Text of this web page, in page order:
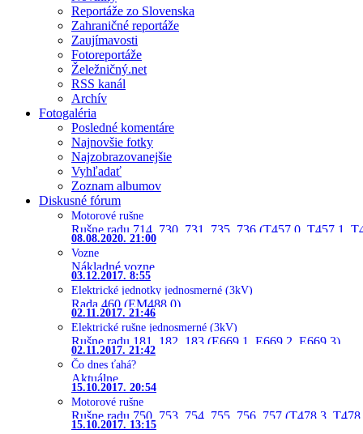
Reportáže zo Slovenska
Zahraničné reportáže
Zaujímavosti
Fotoreportáže
Želežničný.net
RSS kanál
Archív
Fotogaléria
Posledné komentáre
Najnovšie fotky
Najzobrazovanejšie
Vyhľadať
Zoznam albumov
Diskusné fórum
Motorové rušne
Rušne radu 714, 730, 731, 735, 736 (T457.0, T457.1,
08.08.2020. 21:00
Vozne
Nákladné vozne
03.12.2017. 8:55
Elektrické jednotky jednosmerné (3kV)
Rada 460 (EM488.0)
02.11.2017. 21:46
Elektrické rušne jednosmerné (3kV)
Rušne radu 181, 182, 183 (E669.1, E669.2, E669.3)
02.11.2017. 21:42
Čo dnes ťahá?
Aktuálne
15.10.2017. 20:54
Motorové rušne
Rušne radu 750, 753, 754, 755, 756, 757 (T478.3,
15.10.2017. 13:15